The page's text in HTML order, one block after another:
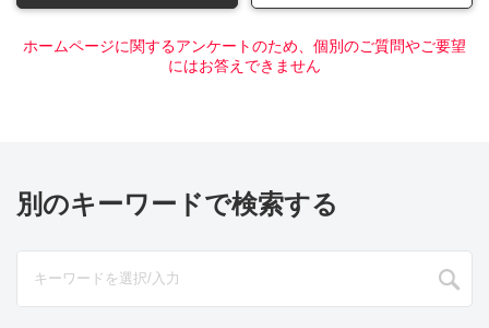
ホームページに関するアンケートのため、個別のご質問やご要望
にはお答えできません
別のキーワードで検索する